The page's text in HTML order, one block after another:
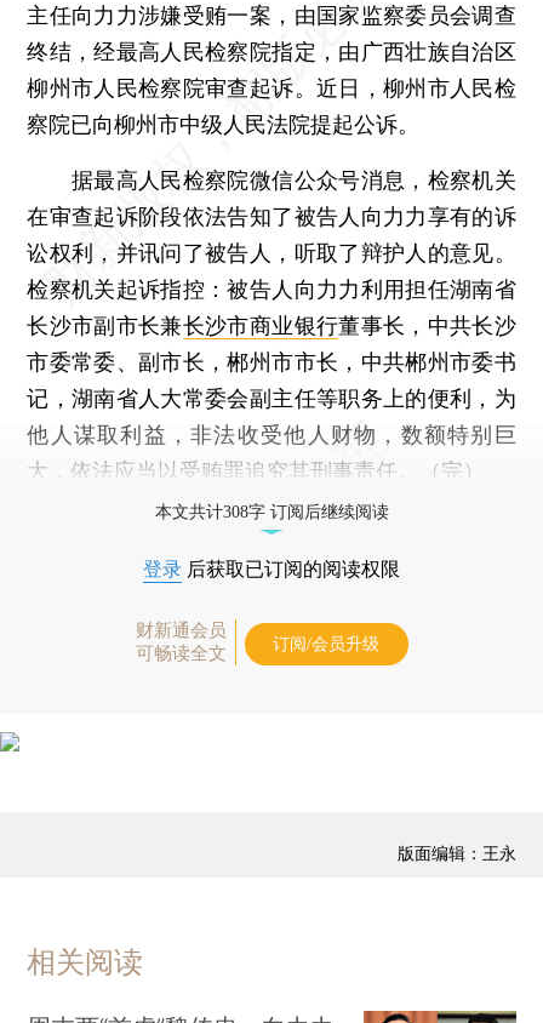
主任向力力涉嫌受贿一案，由国家监察委员会调查
终结，经最高人民检察院指定，由广西壮族自治区
柳州市人民检察院审查起诉。近日，柳州市人民检
察院已向柳州市中级人民法院提起公诉。
据最高人民检察院微信公众号消息，检察机关
在审查起诉阶段依法告知了被告人向力力享有的诉
讼权利，并讯问了被告人，听取了辩护人的意见。
检察机关起诉指控：被告人向力力利用担任湖南省
长沙市副市长兼长沙市商业银行董事长，中共长沙
市委常委、副市长，郴州市市长，中共郴州市委书
记，湖南省人大常委会副主任等职务上的便利，为
他人谋取利益，非法收受他人财物，数额特别巨
大，依法应当以受贿罪追究其刑事责任。（完）
本文共计308字 订阅后继续阅读
登录 后获取已订阅的阅读权限
财新通会员
可畅读全文
订阅/会员升级
版面编辑：王永
相关阅读